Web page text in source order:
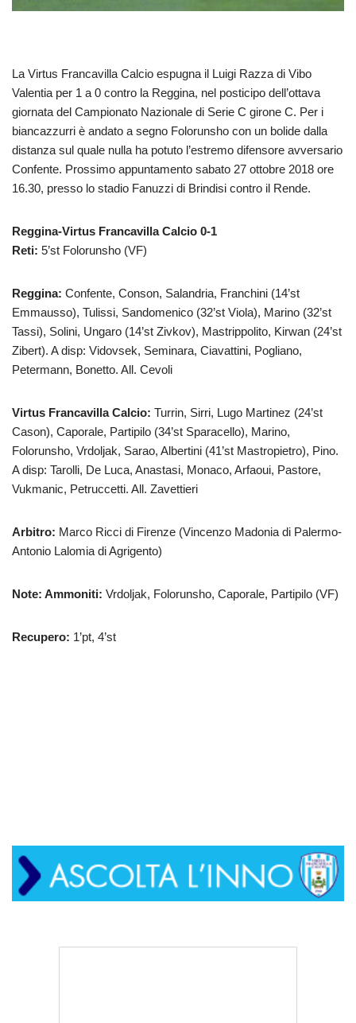
La Virtus Francavilla Calcio espugna il Luigi Razza di Vibo
Valentia per 1 a 0 contro la Reggina, nel posticipo dell’ottava
giornata del Campionato Nazionale di Serie C girone C. Per i
biancazzurri è andato a segno Folorunsho con un bolide dalla
distanza sul quale nulla ha potuto l’estremo difensore avversario
Confente. Prossimo appuntamento sabato 27 ottobre 2018 ore
16.30, presso lo stadio Fanuzzi di Brindisi contro il Rende.
Reggina-Virtus Francavilla Calcio 0-1
Reti: 5’st Folorunsho (VF)
Reggina: Confente, Conson, Salandria, Franchini (14’st
Emmausso), Tulissi, Sandomenico (32’st Viola), Marino (32’st
Tassi), Solini, Ungaro (14’st Zivkov), Mastrippolito, Kirwan (24’st
Zibert). A disp: Vidovsek, Seminara, Ciavattini, Pogliano,
Petermann, Bonetto. All. Cevoli
Virtus Francavilla Calcio: Turrin, Sirri, Lugo Martinez (24’st
Cason), Caporale, Partipilo (34’st Sparacello), Marino,
Folorunsho, Vrdoljak, Sarao, Albertini (41’st Mastropietro), Pino.
A disp: Tarolli, De Luca, Anastasi, Monaco, Arfaoui, Pastore,
Vukmanic, Petruccetti. All. Zavettieri
Arbitro: Marco Ricci di Firenze (Vincenzo Madonia di Palermo-
Antonio Lalomia di Agrigento)
Note: Ammoniti: Vrdoljak, Folorunsho, Caporale, Partipilo (VF)
Recupero: 1’pt, 4’st